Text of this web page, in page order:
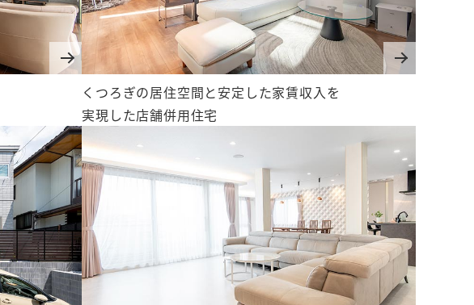
会社情報
会社概要
くつろぎの居住空間と安定した家賃収入を
実現した店舗併用住宅